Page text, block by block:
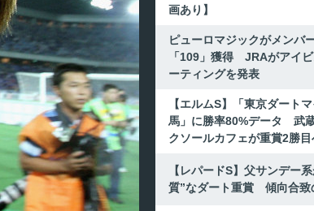
画あり】
ピューロマジックがメンバ
「109」獲得 JRAがアイ
ーティングを発表
【エルムS】「東京ダート
馬」に勝率80%データ 武
クソールカフェが重賞2勝目
【レパードS】父サンデー
質”なダート重賞 傾向合致